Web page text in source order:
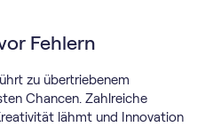
Fehlern
zu übertriebenem
Chancen. Zahlreiche
lähmt und Innovation